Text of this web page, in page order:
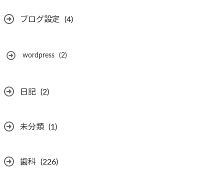
ブログ設定 (4)
wordpress (2)
日記 (2)
未分類 (1)
歯科 (226)